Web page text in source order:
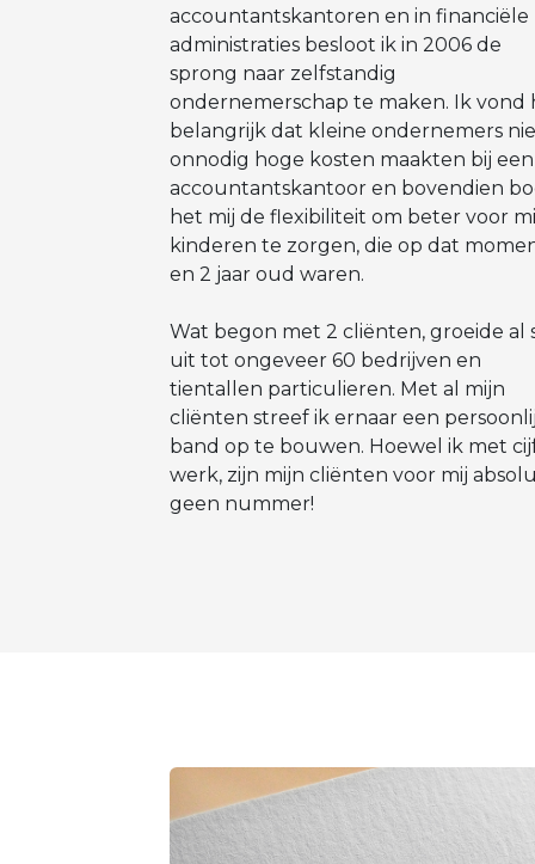
accountantskantoren en in financiële
administraties besloot ik in 2006 de
sprong naar zelfstandig
ondernemerschap te maken. Ik vond
belangrijk dat kleine ondernemers
onnodig hoge kosten maakten bij een
accountantskantoor en bovendien
het mij de flexibiliteit om beter voor
kinderen te zorgen, die op dat
en 2 jaar oud waren.
Wat begon met 2 cliënten, groeide al
uit tot ongeveer 60 bedrijven en
tientallen particulieren. Met al mijn
cliënten streef ik ernaar een
band op te bouwen. Hoewel ik met
werk, zijn mijn cliënten voor mij
geen nummer!